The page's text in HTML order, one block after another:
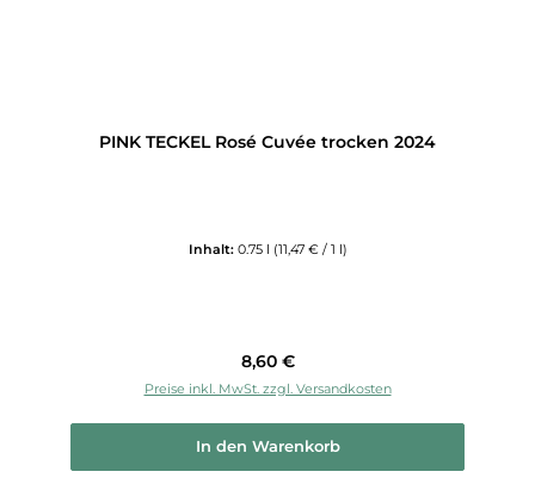
PINK TECKEL Rosé Cuvée trocken 2024
Inhalt: 0.75 l (11,47 € / 1 l)
Regulärer Preis:
8,60 €
Preise inkl. MwSt. zzgl. Versandkosten
In den Warenkorb